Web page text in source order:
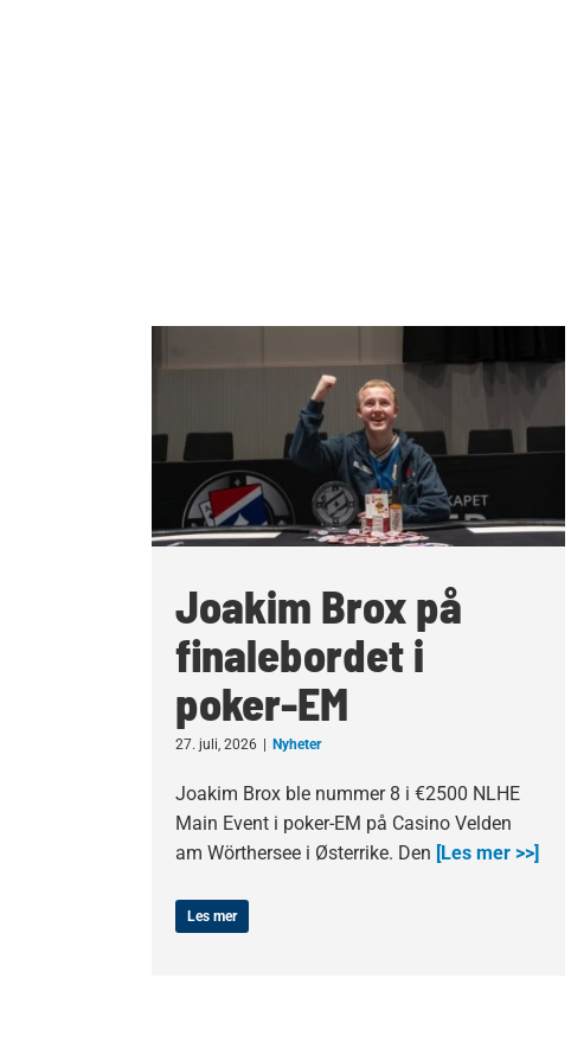
Joakim Brox på
finalebordet i
poker-EM
27. juli, 2026 Nyheter
Joakim Brox ble nummer 8 i €2500 NLHE
Main Event i poker-EM på Casino Velden
am Wörthersee i Østerrike. Den [Les mer >>]
Les mer